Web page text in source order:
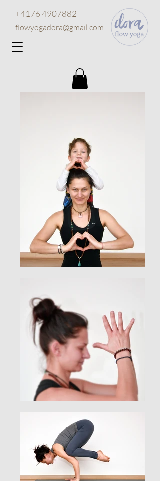
flowyogadora@gmail.com
+4176 4907882